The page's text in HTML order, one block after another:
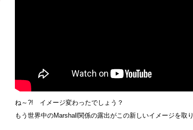
ね～?! イメージ変わったでしょう？
もう世界中のMarshall関係の露出がこの新しいイメージを取